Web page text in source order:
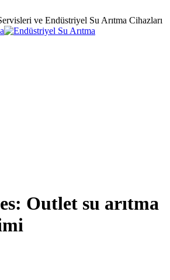
ve Endüstriyel Su Arıtma Cihazları
Outlet su arıtma